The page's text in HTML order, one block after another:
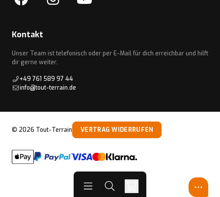
Open menuOpen search
Kontakt
Unser Team ist telefonisch oder per E-Mail für dich erreichbar und hilft
dir gerne weiter.
+49 761 589 97 44
info@tout-terrain.de
© 2026 Tout-Terrain VERTRAG WIDERRUFEN